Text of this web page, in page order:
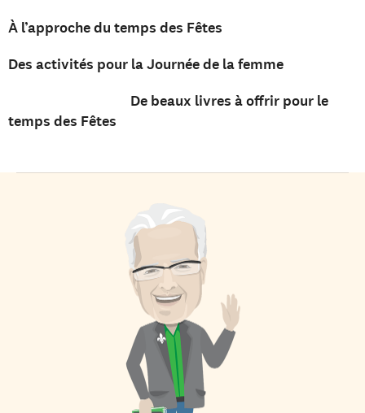
À l’approche du temps des Fêtes
Des activités pour la Journée de la femme
De beaux livres à offrir pour le
temps des Fêtes